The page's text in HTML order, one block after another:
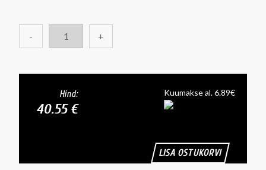
- +
Hind:
40.55 €
Kuumakse al. 6.89€
LISA OSTUKORVI